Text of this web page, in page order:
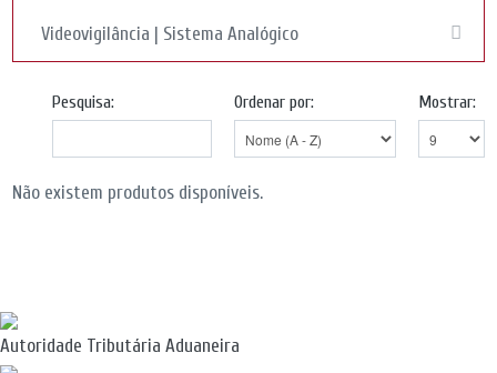
Videovigilância | Sistema Analógico
Mostrar:
Ordenar por:
Pesquisa:
Não existem produtos disponíveis.
Autoridade Tributária Aduaneira